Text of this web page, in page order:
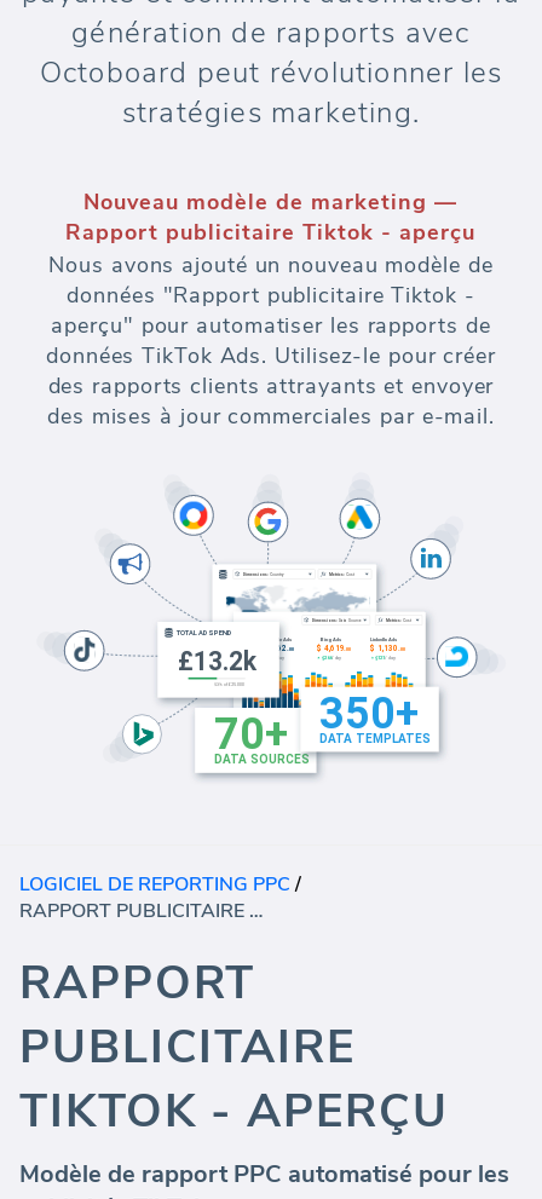
génération de rapports avec
Octoboard peut révolutionner les
stratégies marketing.
Nouveau modèle de marketing —
Rapport publicitaire Tiktok - aperçu
Nous avons ajouté un nouveau modèle de
données "Rapport publicitaire Tiktok -
aperçu" pour automatiser les rapports de
données TikTok Ads. Utilisez-le pour créer
des rapports clients attrayants et envoyer
des mises à jour commerciales par e-mail.
LOGICIEL DE REPORTING PPC/
RAPPORT PUBLICITAIRE TIKTOK - APERÇU
RAPPORT
PUBLICITAIRE
TIKTOK - APERÇU
Modèle de rapport PPC automatisé pour les